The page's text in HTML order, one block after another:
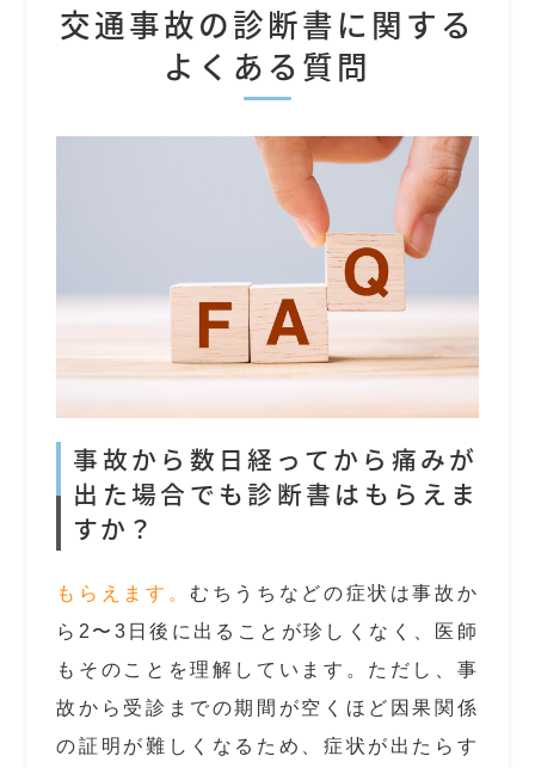
交通事故の診断書に関する
よくある質問
事故から数日経ってから痛みが
出た場合でも診断書はもらえま
すか？
もらえます。 むちうちなどの症状は事故か
ら2〜3日後に出ることが珍しくなく、医師
もそのことを理解しています。ただし、事
故から受診までの期間が空くほど因果関係
の証明が難しくなるため、症状が出たらす